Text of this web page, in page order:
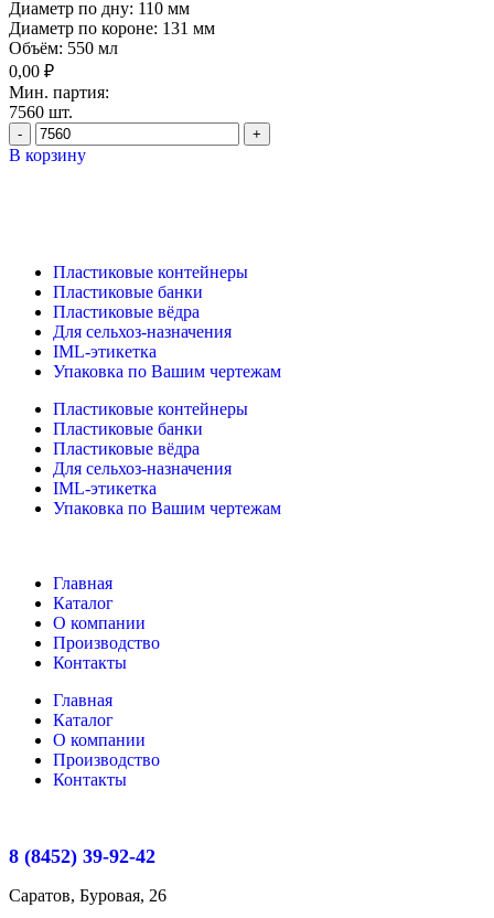
Диаметр по дну: 110 мм
Диаметр по короне: 131 мм
Объём: 550 мл
0,00 ₽
Мин. партия:
7560 шт.
В корзину
Пластиковые контейнеры
Пластиковые банки
Пластиковые вёдра
Для сельхоз-назначения
IML-этикетка
Упаковка по Вашим чертежам
Пластиковые контейнеры
Пластиковые банки
Пластиковые вёдра
Для сельхоз-назначения
IML-этикетка
Упаковка по Вашим чертежам
Главная
Каталог
О компании
Производство
Контакты
Главная
Каталог
О компании
Производство
Контакты
8 (8452) 39-92-42
Саратов, Буровая, 26